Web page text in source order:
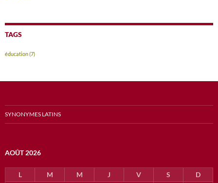
TAGS
éducation(7)
SYNONYMES LATINS
AOÛT 2026
L M M J V S D